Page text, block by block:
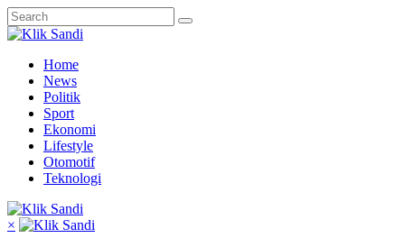
Home
News
Politik
Sport
Ekonomi
Lifestyle
Otomotif
Teknologi
×